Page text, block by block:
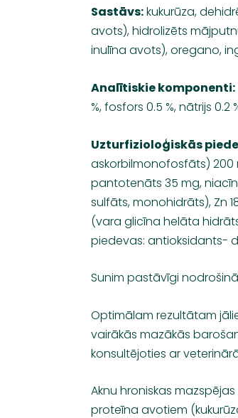
Sastāvs:kukurūza,
avots), hidrolizēts
inulīna avots), oregano,
Analītiskie komponenti:
%, fosfors 0.5 %, nātrijs 0.2
Uzturfizioloģiskās
askorbilmonofosfāts) 200
pantotenāts 35 mg,
sulfāts, monohidrāts), Zn
(vara glicīna helāta
piedevas: antioksidants-
Sunim pastāvīgi
Optimālam rezultātam
vairākās mazākās
konsultējoties ar
Aknu hroniskas
proteīna avotiem